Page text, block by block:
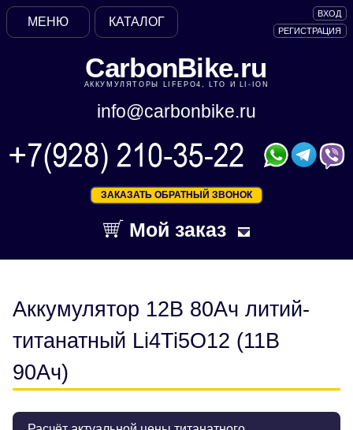
CarbonBike.ru
АККУМУЛЯТОРЫ LIFEPO4, LTO И LI-ION
info@carbonbike.ru
ЗАКАЗАТЬ ОБРАТНЫЙ ЗВОНОК
Мой заказ
ВХОД
РЕГИСТРАЦИЯ
КАТАЛОГ
МЕНЮ
Аккумулятор 12В 80Ач литий-
титанатный Li4Ti5O12 (11В
90Ач)